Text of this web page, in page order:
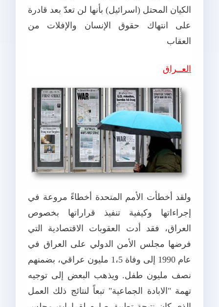
الكيان المحتل (اسرائيل) بأنها لن تعدّ بعد قادرة
على انتهاك حقوق الإنسان والإفلات من
العقاب
العــراق
ولقد أخطأت الأمم المتحدة أخطاءً مروعة في
إجراءاتها وكيفية تنفيذ قراراتها بخصوص
العراق، فقد أدت العقوبات الاقتصادية التي
فرضها مجلس الأمن الدولي على العراق في
عام 1990 إلى وفاة 1،5 مليون عراقي، بضمنهم
نصف مليون طفل. ويذهب البعض إلى توجيه
تهمة "الابادة الجماعية" تبعاً لنتائج ذلك العمل